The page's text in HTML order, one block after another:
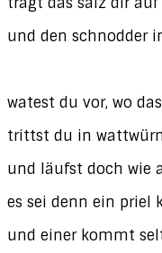
und den schnodder
watest du vor, wo
trittst du in
und läufst doch wie
es sei denn ein priel
und einer kommt